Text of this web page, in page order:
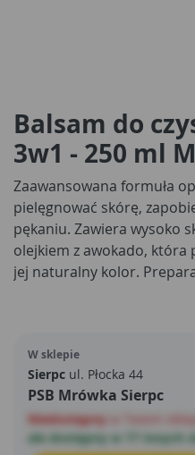
Balsam do
3w1 - 250 ml
Zaawansowana formuła
pielęgnować skórę,
pękaniu. Zawiera wysoko
olejkiem z awokado, która
jej naturalny kolor.
przed szkodliwymi
W sklepie
Sierpc ul. Płocka 44
PSB Mrówka Sierpc
Niedostępny
ale dostępny w 77 innych